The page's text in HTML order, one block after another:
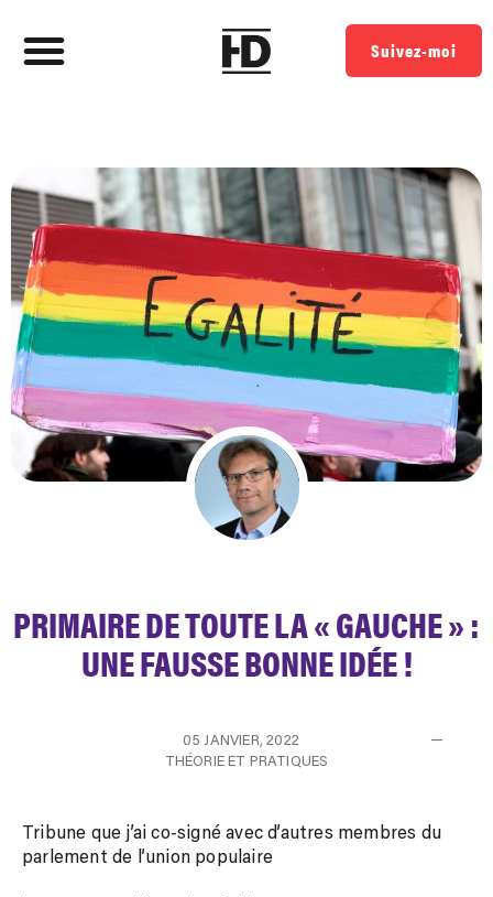
Suivez-moi
PRIMAIRE DE TOUTE LA « GAUCHE » :
UNE FAUSSE BONNE IDÉE !
05 JANVIER, 2022
THÉORIE ET PRATIQUES
Tribune que j’ai co-signé avec d’autres membres du
parlement de l’union populaire